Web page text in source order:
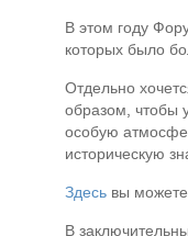
В этом году
которых было
Отдельно
образом, чтобы
особую
историческую
Здесь вы
В